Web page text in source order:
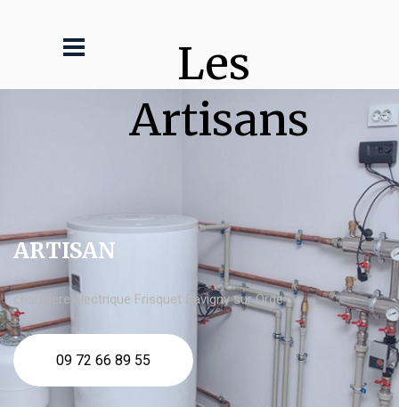
Les
Artisans
ARTISAN
chaudière électrique Frisquet Savigny sur Orge
09 72 66 89 55